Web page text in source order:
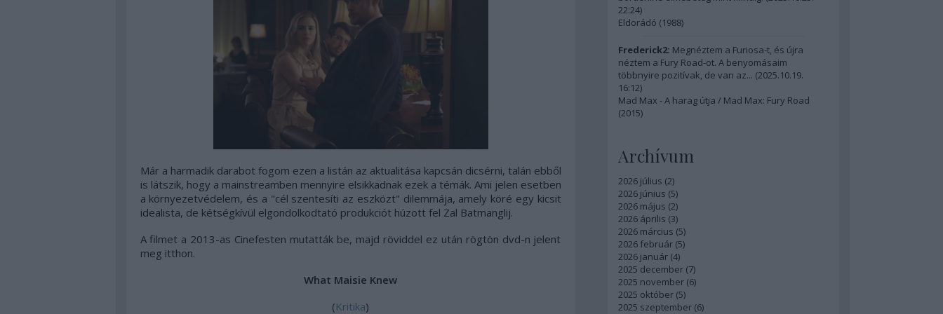
Már a harmadik darabot fogom ezen a listán az aktualitása kapcsán dicsérni, talán ebből
is látszik, hogy a mainstreamben mennyire elsikkadnak ezek a témák. Ami jelen esetben
a környezetvédelem, és a "cél szentesíti az eszközt" dilemmája, amely köré egy kicsit
idealista, de kétségkívül elgondolkodtató produkciót húzott fel Zal Batmanglij.
A filmet a 2013-as Cinefesten mutatták be, majd röviddel ez után rögtön dvd-n jelent
meg itthon.
What Maisie Knew
(Kritika)
22:24)
Eldorádó (1988)
Frederick2: Megnéztem a Furiosa-t, és újra
néztem a Fury Road-ot. A benyomásaim
többnyire pozitívak, de van az... (2025.10.19.
16:12)
Mad Max - A harag útja / Mad Max: Fury Road
(2015)
Archívum
2026 július (2)
2026 június (5)
2026 május (2)
2026 április (3)
2026 március (5)
2026 február (5)
2026 január (4)
2025 december (7)
2025 november (6)
2025 október (5)
2025 szeptember (6)